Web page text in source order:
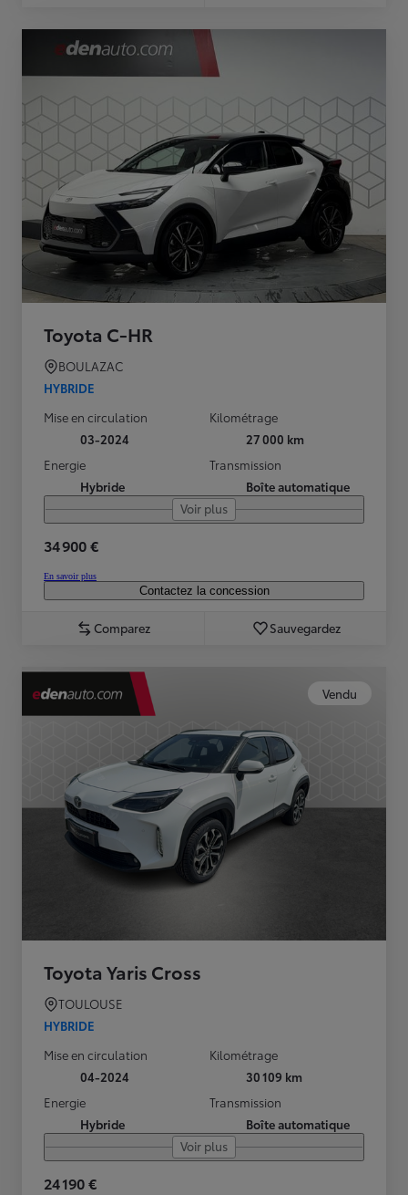
Toyota C-HR
BOULAZAC
HYBRIDE
Mise en circulation
03-2024
Kilométrage
27 000 km
Energie
Hybride
Transmission
Boîte automatique
Voir plus
34 900 €
En savoir plus
Contactez la concession
Comparez Sauvegardez
Vendu
Toyota Yaris Cross
TOULOUSE
HYBRIDE
Mise en circulation
04-2024
Kilométrage
30 109 km
Energie
Hybride
Transmission
Boîte automatique
Voir plus
24 190 €